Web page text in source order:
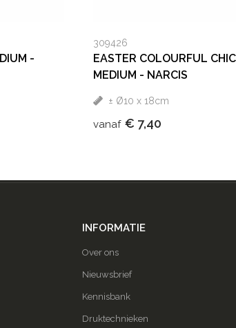
-
309426
EASTER COLOURFUL
MEDIUM - NARCIS
± Ø10 x 18cm
vanaf € 7,40
INFORMATIE
Over ons
Nieuwsbrief
Kennisbank
Druktechnieken